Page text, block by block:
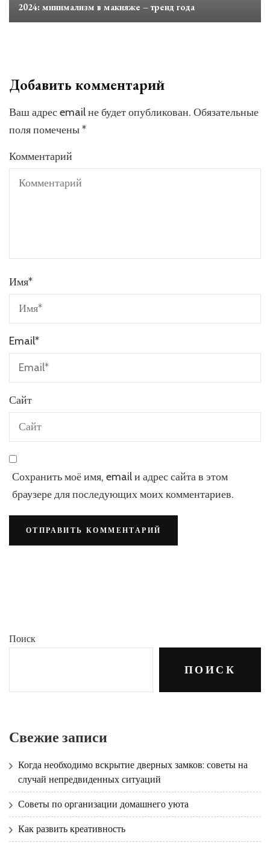
2024: минимализм в макияже – тренд года
Добавить комментарий
Ваш адрес email не будет опубликован. Обязательные
поля помечены*
Комментарий
Имя*
Email*
Сайт
Сохранить моё имя, email и адрес сайта в этом
браузере для последующих моих комментариев.
Поиск
ПОИСК
Свежие записи
Когда необходимо вскрытие дверных замков: советы на
случай непредвиденных ситуаций
Советы по организации домашнего уюта
Как развить креативность